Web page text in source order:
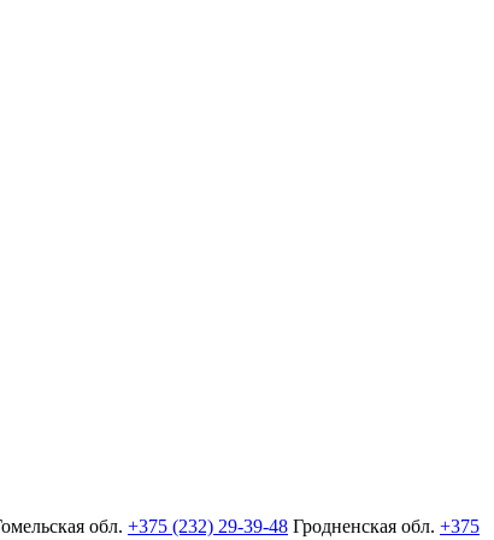
обл. +375 (232) 29-39-48 Гродненская обл. +375